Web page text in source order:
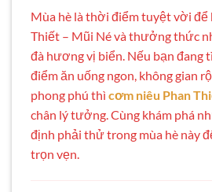
Mùa hè là thời điểm tuyệt vời để
Thiết – Mũi Né và thưởng thức
đà hương vị biển. Nếu bạn đang
điểm ăn uống ngon, không gian
phong phú thì cơm niêu Phan
chân lý tưởng. Cùng khám phá
định phải thử trong mùa hè này
trọn vẹn.